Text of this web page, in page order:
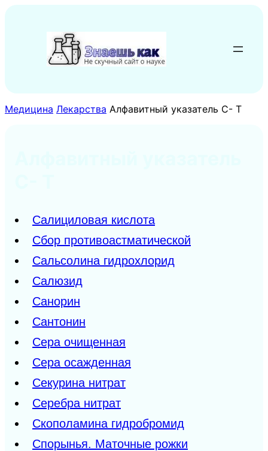
содержимому
Медицина Лекарства Алфавитный указатель С- Т
Салициловая кислота
Сбор противоастматической
Сальсолина гидрохлорид
Салюзид
Санорин
Сантонин
Сера очищенная
Сера осажденная
Секурина нитрат
Серебра нитрат
Скополамина гидробромид
Спорынья. Маточные рожки